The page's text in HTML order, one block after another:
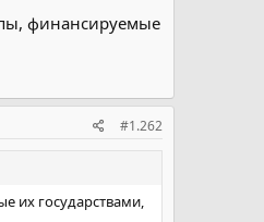
финансируемые
#1.262
их государствами,